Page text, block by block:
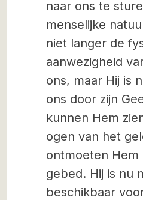
naar ons te
menselijke
niet langer de
aanwezigheid
ons, maar Hij is
ons door zijn
kunnen Hem
ogen van het
ontmoeten Hem
gebed. Hij is nu
beschikbaar